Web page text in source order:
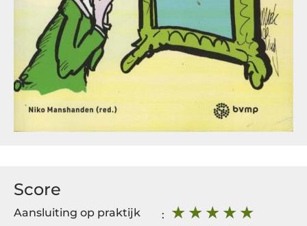
Score
Aansluiting op praktijk
: